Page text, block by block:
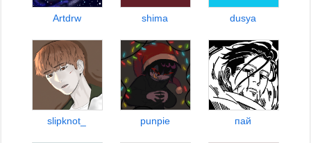
Artdrw shima dusya
slipknot_ punpie пай